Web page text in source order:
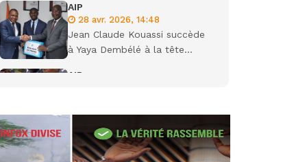
AIP
28 avr. 2026, 14:48
Jean Claude Kouassi succède
à Yaya Dembélé à la tête...
AIP
Sadio Camara tué lors
d’attaques...
AIP